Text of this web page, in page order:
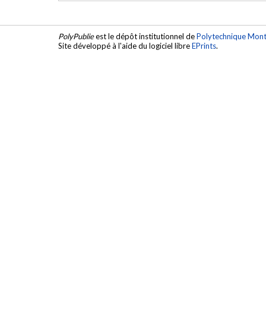
PolyPublieest le dépôt institutionnel dePolytechnique
Site développé à l'aide du logiciel libreEPrints.